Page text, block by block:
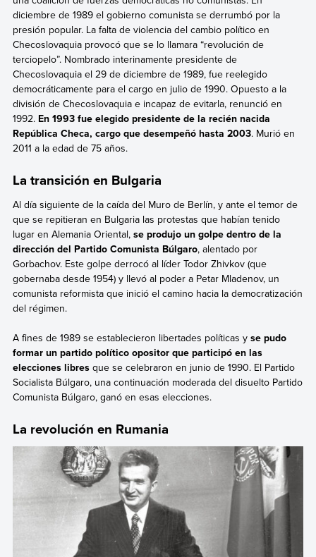
diciembre de 1989 el gobierno comunista se derrumbó por la
presión popular. La falta de violencia del cambio político en
Checoslovaquia provocó que se lo llamara “revolución de
terciopelo”. Nombrado interinamente presidente de
Checoslovaquia el 29 de diciembre de 1989, fue reelegido
democráticamente para el cargo en julio de 1990. Opuesto a la
división de Checoslovaquia e incapaz de evitarla, renunció en
1992.En 1993 fue elegido presidente de la recién nacida
República Checa, cargo que desempeñó hasta 2003. Murió en
2011 a la edad de 75 años.
La transición en Bulgaria
Al día siguiente de la caída del Muro de Berlín, y ante el temor de
que se repitieran en Bulgaria las protestas que habían tenido
lugar en Alemania Oriental,se produjo un golpe dentro de la
dirección del Partido Comunista Búlgaro, alentado por
Gorbachov. Este golpe derrocó al líder Todor Zhivkov (que
gobernaba desde 1954) y llevó al poder a Petar Mladenov, un
comunista reformista que inició el camino hacia la democratización
del régimen.
A fines de 1989 se establecieron libertades políticas y se pudo
formar un partido político opositor que participó en las
elecciones libres que se celebraron en junio de 1990. El Partido
Socialista Búlgaro, una continuación moderada del disuelto Partido
Comunista Búlgaro, ganó en esas elecciones.
La revolución en Rumania